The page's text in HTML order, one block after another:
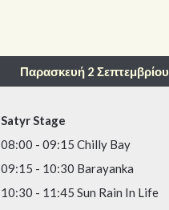
Παρασκευή 2 Σεπτεμβρίου
Satyr Stage
08:00 - 09:15 Chilly Bay
09:15 - 10:30 Barayanka
10:30 - 11:45 Sun Rain In Life